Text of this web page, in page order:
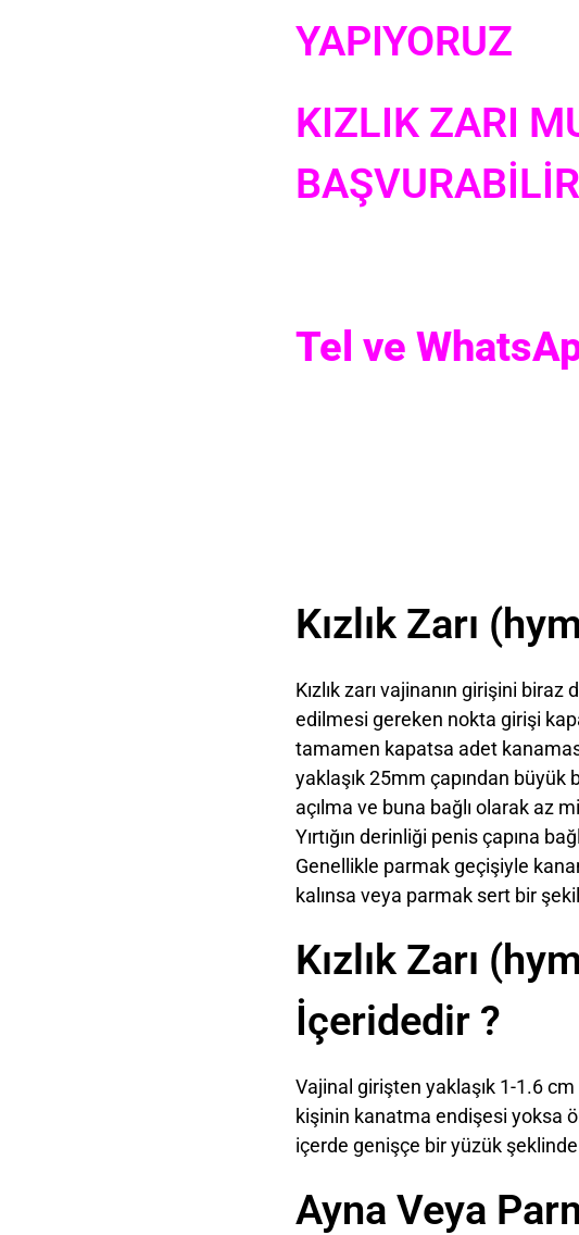
YAPIYORUZ
KIZLIK ZARI
Tel ve
Kızlık Zarı
Kızlık zarı vajinanın girişini
edilmesi gereken nokta girişi
tamamen kapatsa adet
yaklaşık 25mm çapından büyük
açılma ve buna bağlı olarak az
Yırtığın derinliği penis çapına
Genellikle parmak geçişiyle
kalınsa veya parmak sert bir
Kızlık Zarı
İçeridedir ?
Vajinal girişten yaklaşık 1-1.6
kişinin kanatma endişesi yoksa
içerde genişçe bir yüzük
Ayna Veya